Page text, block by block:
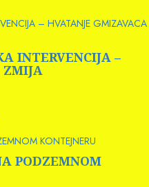
– HVATANJE GMIZAVACA
INTERVENCIJA –
ZMIJA
KONTEJNERU
PODZEMNOM